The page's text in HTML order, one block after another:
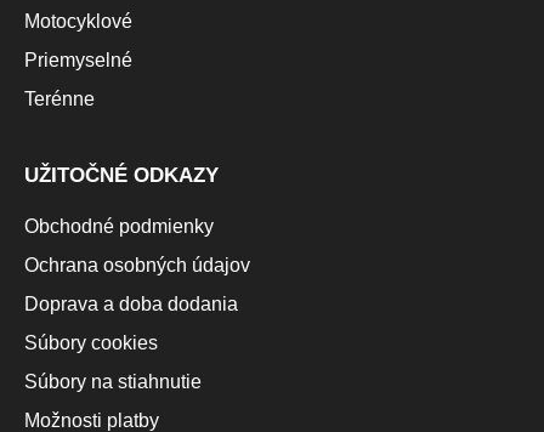
Motocyklové
Priemyselné
Terénne
UŽITOČNÉ ODKAZY
Obchodné podmienky
Ochrana osobných údajov
Doprava a doba dodania
Súbory cookies
Súbory na stiahnutie
Možnosti platby